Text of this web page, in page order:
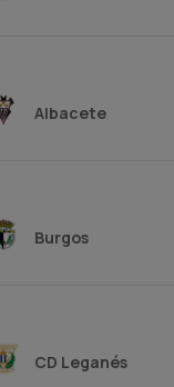
Albacete
Burgos
CD Leganés